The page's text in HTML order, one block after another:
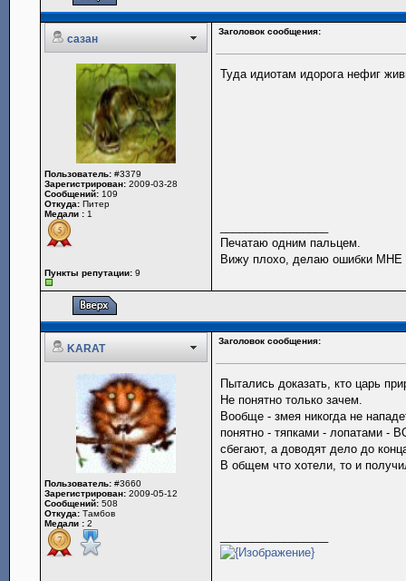
сазан
Заголовок сообщения:
Пользователь: #3379
Зарегистрирован: 2009-03-28
Сообщений: 109
Откуда: Питер
Медали : 1
Пункты репутации: 9
Туда идиотам идорога нефиг
Печатаю одним пальцем.
Вижу плохо, делаю ошибки МНЕ
KARAT
Заголовок сообщения:
Пользователь: #3660
Зарегистрирован: 2009-05-12
Сообщений: 508
Откуда: Тамбов
Медали : 2
Пытались доказать, кто царь
Не понятно только зачем.
Вообще - змея никогда не
понятно - тяпками - лопатами -
сбегают, а доводят дело до
В общем что хотели, то и